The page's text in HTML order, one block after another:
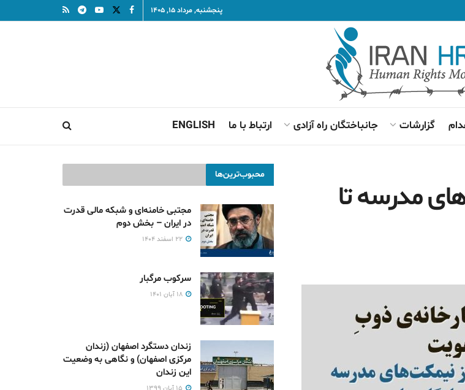
پنجشنبه, مرداد ۱۵, ۱۴۰۵
گزارشات جانباختگان راه آزادی ارتباط با ما ENGLISH
مدرسه تا
محبوب‌ترین‌ها
مجتبی خامنه‌ای و شبکه مالی قدرت
در ایران – بخش دوم
سرکوب مرگبار
زندان دستگرد اصفهان (زندان
مرکزی اصفهان) و نگاهی به وضعیت
این زندان